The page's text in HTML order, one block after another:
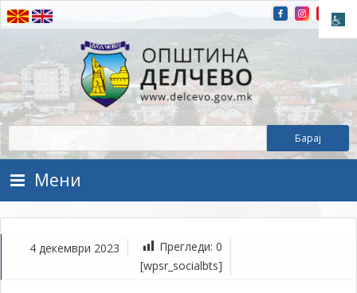
Прескокнете на содржината
Општина Делчево
Општина Делчево
Мени
4 декември 2023 Прегледи: 0
[wpsr_socialbts]